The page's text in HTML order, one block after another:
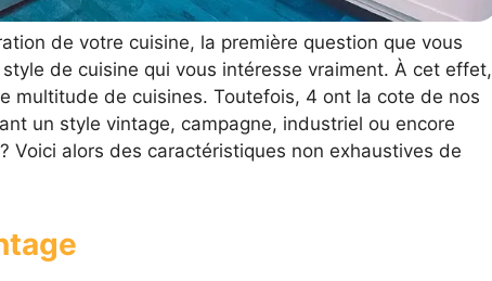
de votre cuisine, la première question que vous
de cuisine qui vous intéresse vraiment. À cet effet,
multitude de cuisines. Toutefois, 4 ont la cote de nos
un style vintage, campagne, industriel ou encore
Voici alors des caractéristiques non exhaustives de